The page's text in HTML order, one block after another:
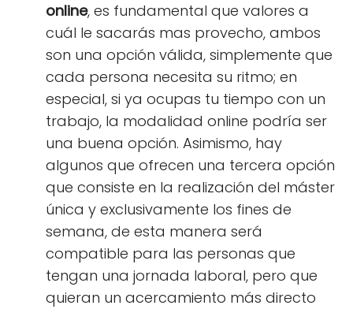
online, es fundamental que valores a
cuál le sacarás mas provecho, ambos
son una opción válida, simplemente que
cada persona necesita su ritmo; en
especial, si ya ocupas tu tiempo con un
trabajo, la modalidad online podría ser
una buena opción. Asimismo, hay
algunos que ofrecen una tercera opción
que consiste en la realización del máster
única y exclusivamente los fines de
semana, de esta manera será
compatible para las personas que
tengan una jornada laboral, pero que
quieran un acercamiento más directo